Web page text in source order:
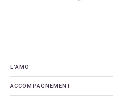
L’AMO
ACCOMPAGNEMENT